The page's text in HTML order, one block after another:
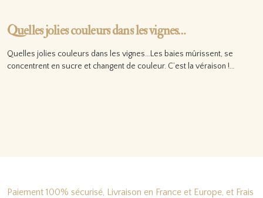
Quelles jolies couleurs dans les vignes…
Quelles jolies couleurs dans les vignes…Les baies mûrissent, se
concentrent en sucre et changent de couleur. C’est la véraison !…
Paiement 100% sécurisé, Livraison en France et Europe, et Frais